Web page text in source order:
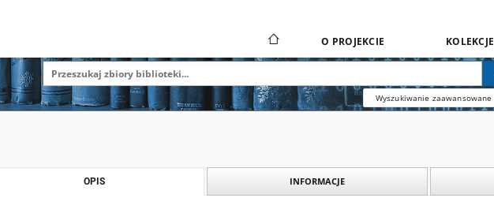
O PROJEKCIE KOLEKCJE
Wyszukiwanie zaawansowane
OPIS INFORMACJE